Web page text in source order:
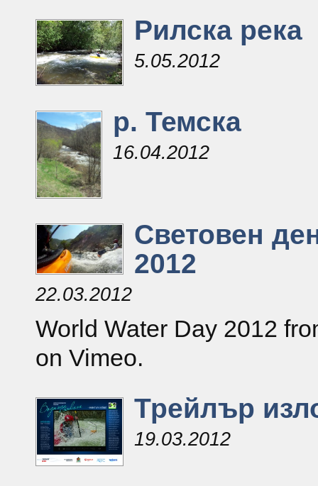
Рилска река
5.05.2012
р. Темска
16.04.2012
Световен
2012
22.03.2012
World Water Day 2012
on Vimeo.
Трейлър
19.03.2012